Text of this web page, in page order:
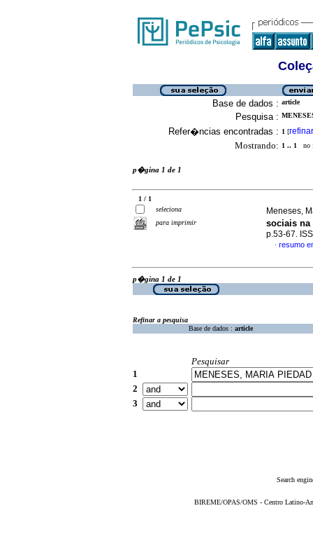
Base de dados : article
Pesquisa :
Refer�ncias encontradas : 1 [refinar
Mostrando: 1 .. 1 no
p�gina 1 de 1
1 / 1
seleciona
para imprimir
Meneses,
sociais
p.53-67.
· resumo
p�gina 1 de 1
Refinar a pesquisa
Base de dados : article
Pesquisar
1
2
3
Search
BIREME/OPAS/OMS - Centro Latino-